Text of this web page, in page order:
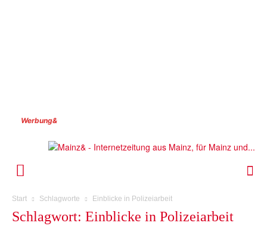
Werbung&
Start Schlagworte Einblicke in Polizeiarbeit
Schlagwort: Einblicke in Polizeiarbeit